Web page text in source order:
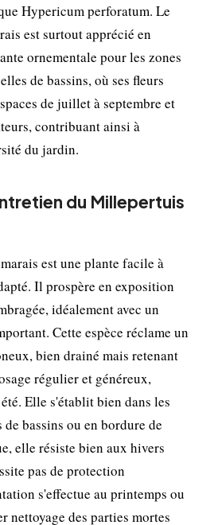
Hypericum perforatum. Le
est surtout apprécié en
ornementale pour les zones
de bassins, où ses fleurs
de juillet à septembre et
contribuant ainsi à
du jardin.
du Millepertuis
est une plante facile à
Il prospère en exposition
idéalement avec un
Cette espèce réclame un
bien drainé mais retenant
régulier et généreux,
Elle s'établit bien dans les
bassins ou en bordure de
elle résiste bien aux hivers
pas de protection
s'effectue au printemps ou
nettoyage des parties mortes